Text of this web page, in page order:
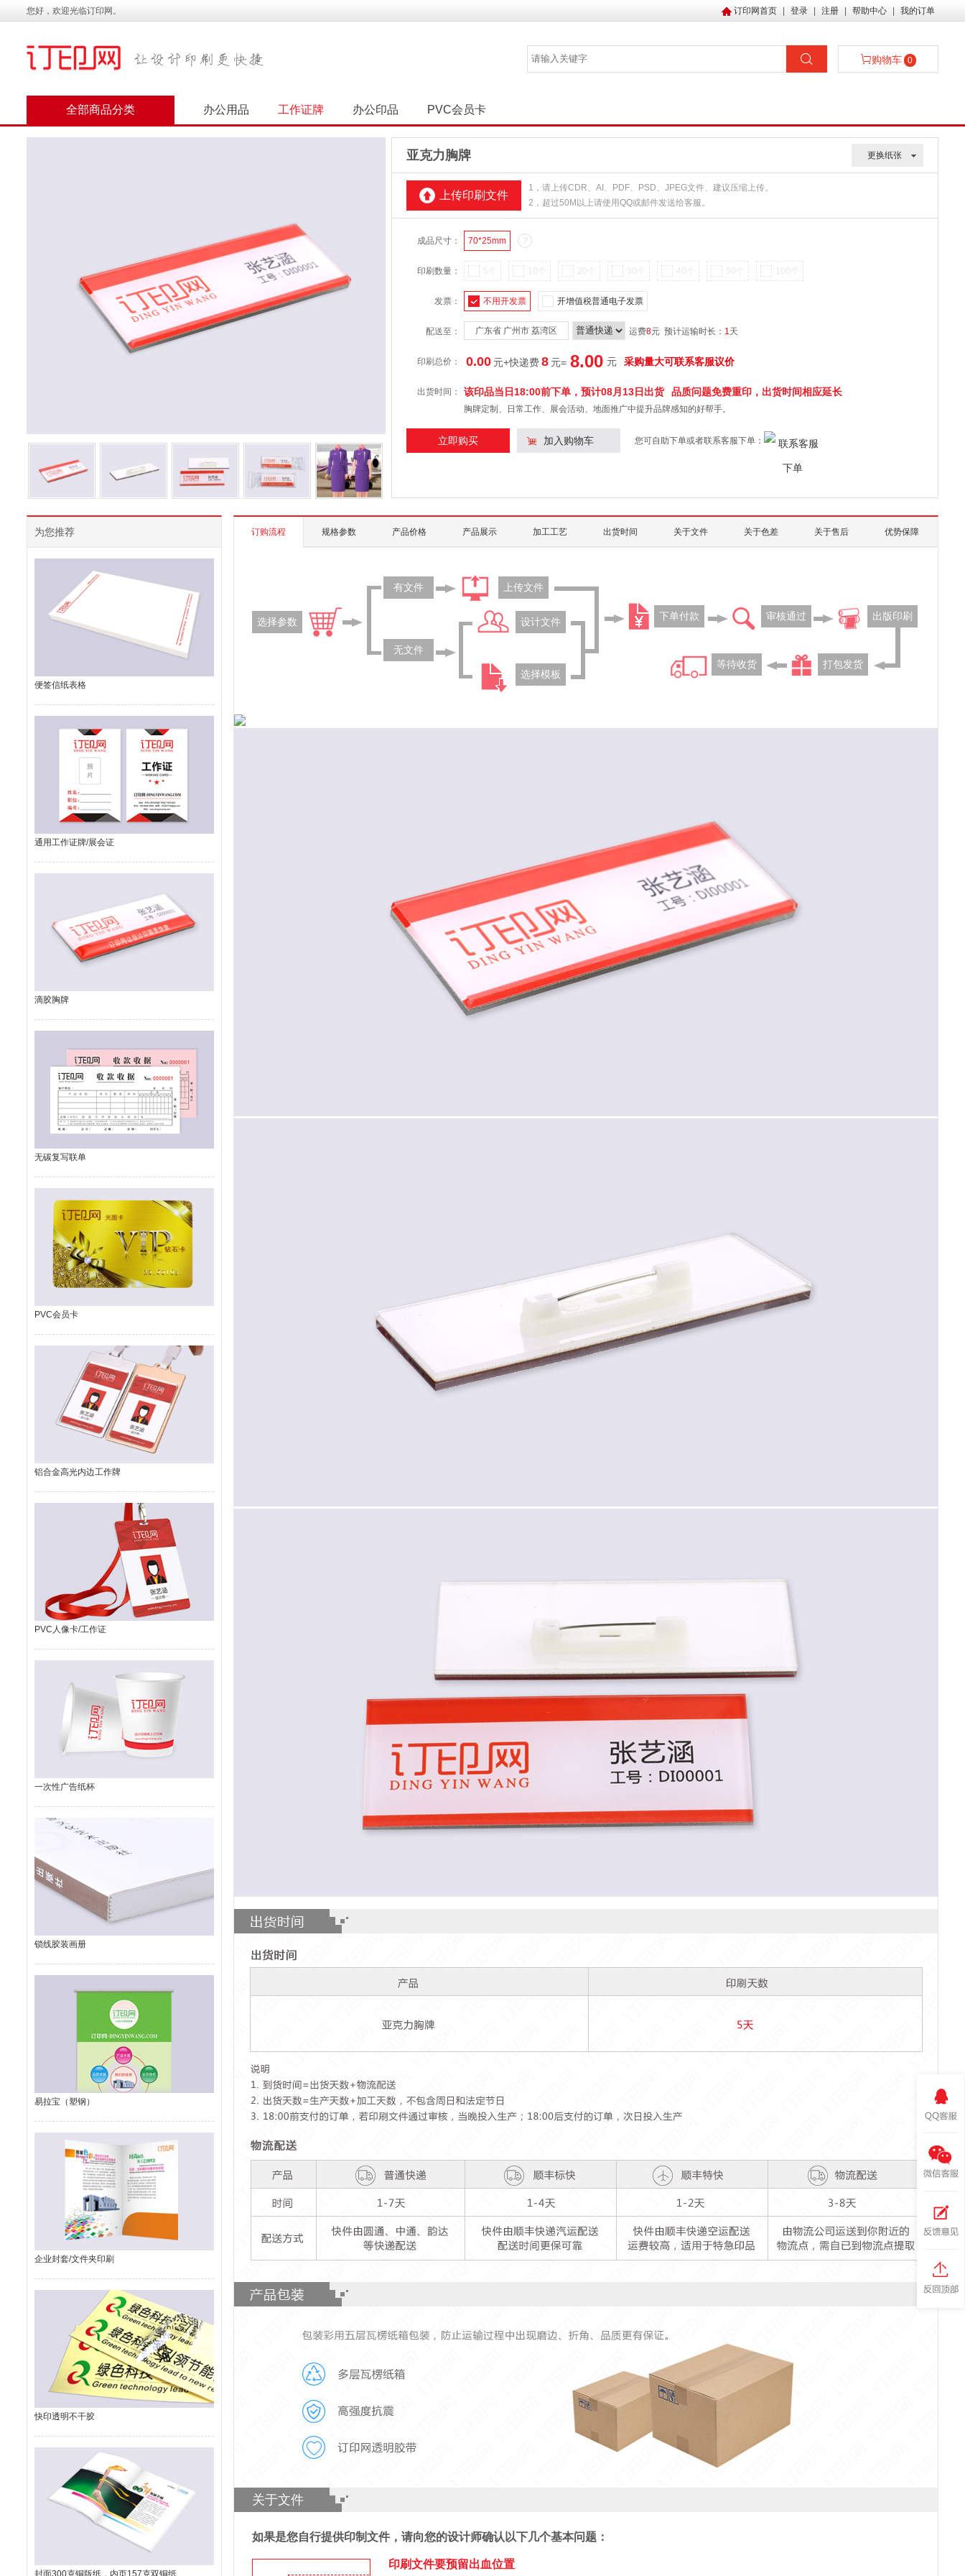
您好，欢迎光临订印网。 订印网首页 登录 注册 帮助中心 我的订单
购物车 0
全部商品分类 办公用品 工作证牌 办公印品 PVC会员卡
亚克力胸牌 更换纸张
上传印刷文件
1，请上传CDR、AI、PDF、PSD、JPEG文件、建议压缩上传。
2，超过50M以上请使用QQ或邮件发送给客服。
成品尺寸： 70*25mm ?
印刷数量： 5个 20个 30个 50个
发票： 不用开发票 开增值税普通电子发票
配送至： 广东省 广州市 荔湾区 运费8元 预计运输时长： 1天
印刷总价： 0.00 元+快递费8 元= 8.00 元 采购量大可联系客服议价
出货时间： 该印品当日18:00前下单，预计08月13日 出货 品质问题免费重印，出货时间相应延长
胸牌定制、日常工作、展会活动、地面推广中提升品牌感知的好帮手。
立即购买 加入购物车 您可自助下单或者联系客服下单：
为您推荐
便签信纸表格
通用工作证牌/展会证
滴胶胸牌
无碳复写联单
PVC会员卡
铝合金高光内边工作牌
PVC人像卡/工作证
一次性广告纸杯
锁线胶装画册
易拉宝（塑钢）
企业封套/文件夹印刷
快印透明不干胶
订购流程 规格参数 产品价格 产品展示 加工工艺 出货时间 关于文件 关于色差 关于售后 优势保障
选择参数
有文件
无文件
上传文件
设计文件
选择模板
下单付款 审核通过 出版印刷
打包发货
等待收货
关于文件
如果是您自行提供印制文件，请向您的设计师确认以下几个基本问题：
印刷文件要预留出血位置